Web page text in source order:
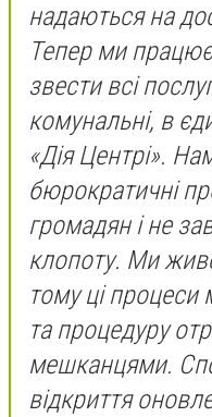
надаються на
Тепер ми
звести всі
комунальні, в
«Дія Центрі».
бюрократичні
громадян і не
клопоту. Ми
тому ці процеси
та процедуру
мешканцями.
відкриття